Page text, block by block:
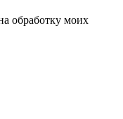
обработку моих